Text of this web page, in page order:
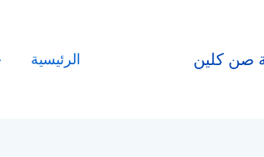
صن كلين الرئيسية